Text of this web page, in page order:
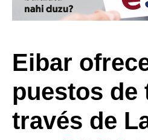
Eibar
puestos de
través de